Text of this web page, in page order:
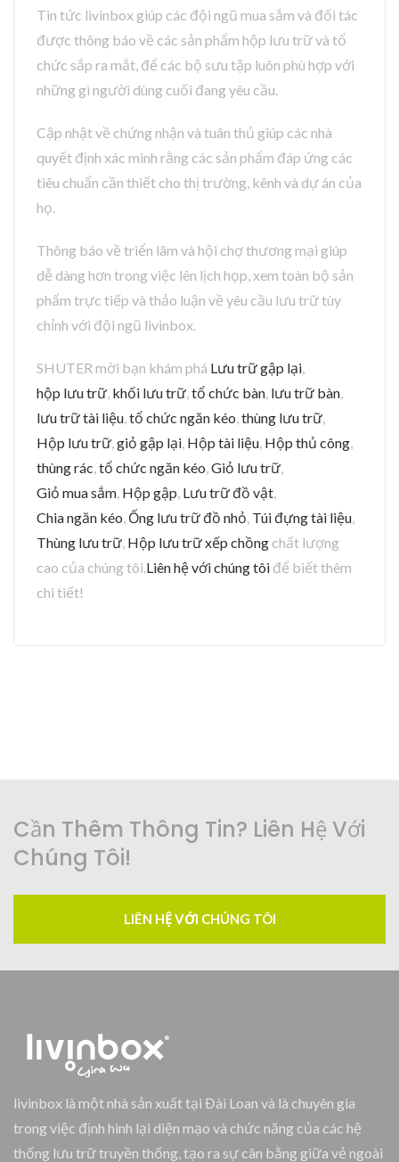
Tin tức livinbox giúp các đội ngũ mua sắm và đối tác
được thông báo về các sản phẩm hộp lưu trữ và tổ
chức sắp ra mắt, để các bộ sưu tập luôn phù hợp với
những gì người dùng cuối đang yêu cầu.
Cập nhật về chứng nhận và tuân thủ giúp các nhà
quyết định xác minh rằng các sản phẩm đáp ứng các
tiêu chuẩn cần thiết cho thị trường, kênh và dự án của
họ.
Thông báo về triển lãm và hội chợ thương mại giúp
dễ dàng hơn trong việc lên lịch họp, xem toàn bộ sản
phẩm trực tiếp và thảo luận về yêu cầu lưu trữ tùy
chỉnh với đội ngũ livinbox.
SHUTER mời bạn khám phá Lưu trữ gập lại
hộp lưu trữ khối lưu trữ tổ chức bàn lưu trữ bàn
lưu trữ tài liệu tổ chức ngăn kéo thùng lưu trữ
Hộp lưu trữ giỏ gập lại Hộp tài liệu Hộp thủ công
thùng rác tổ chức ngăn kéo Giỏ lưu trữ
Giỏ mua sắm Hộp gập Lưu trữ đồ vật
Chia ngăn kéo Ống lưu trữ đồ nhỏ Túi đựng tài liệu
Thùng lưu trữ Hộp lưu trữ xếp chồng chất lượng
cao của chúng tôi. Liên hệ với chúng tôi để biết thêm
chi tiết!
Cần Thêm Thông Tin? Liên Hệ Với
Chúng Tôi!
LIÊN HỆ VỚI CHÚNG TÔI
livinbox là một nhà sản xuất tại Đài Loan và là chuyên gia
trong việc định hình lại diện mạo và chức năng của các hệ
thống lưu trữ truyền thống, tạo ra sự cân bằng giữa vẻ ngoài